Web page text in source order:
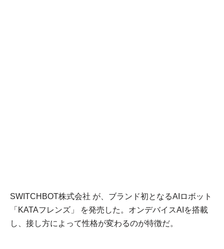
SWITCHBOT株式会社 が、ブランド初となるAIロボット
「KATAフレンズ」 を発売した。オンデバイスAIを搭載
し、接し方によって性格が変わるのが特徴だ。